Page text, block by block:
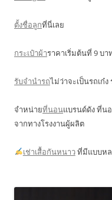
ตั้งชื่อลูกที่นี่เลย
กระเป๋าผ้าราคาเริ่มต้นที่ 9 บา
รับจำนำรถไม่ว่าจะเป็นรถเก๋
จำหน่ายที่นอนแบรนด์ดัง ที่น
จากทางโรงงานผู้ผลิต
เช่าเสื้อกันหนาวที่มีแบบหล